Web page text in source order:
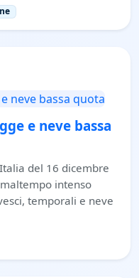
e neve bassa
del 16 dicembre
intenso
temporali e neve